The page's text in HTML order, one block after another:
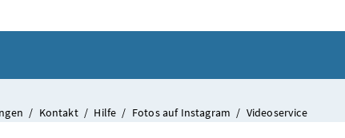
/ Kontakt / Hilfe / Fotos auf Instagram / Videoservice